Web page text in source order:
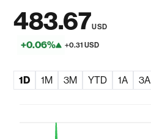
483.67USD
+0.06% +0.31 USD
1D 1M 3M YTD 1A 3A